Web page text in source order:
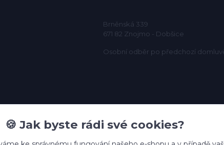
Brněnská 339
671 82 Znojmo - Dobšice
Osobní odběr po předchozí
🍪 Jak byste rádi své cookies?